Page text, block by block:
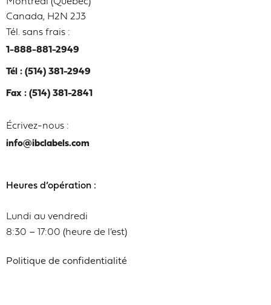
Canada, H2N 2J3
Tél. sans frais :
1-888-881-2949
Tél : (514) 381-2949
Fax : (514) 381-2841
Écrivez-nous :
info@ibclabels.com
Heures d’opération :
Lundi au vendredi
8:30 – 17:00 (heure de l’est)
Politique de confidentialité